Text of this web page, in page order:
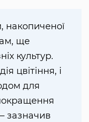
накопиченої
ще
культур.
цвітіння, і
для
зазначив